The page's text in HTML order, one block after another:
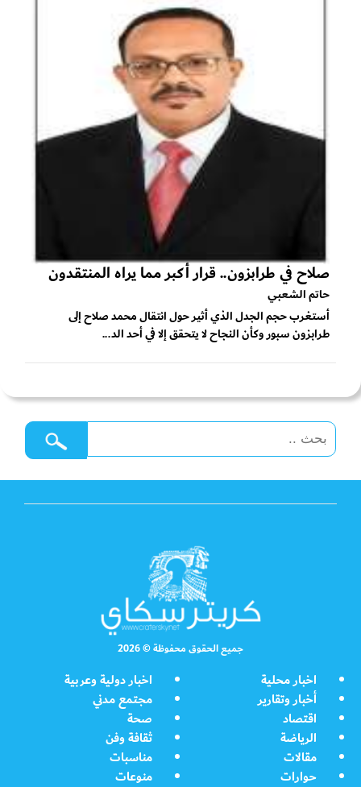
صلاح في طرابزون.. قرار أكبر مما يراه المنتقدون
حاتم الشعبي
أستغرب حجم الجدل الذي أثير حول انتقال محمد صلاح إلى
طرابزون سبور وكأن النجاح لا يتحقق إلا في أحد الد...
جميع الحقوق محفوظة © 2026
اخبار محلية
اخبار دولية وعربية
أخبار وتقارير
مجتمع مدني
اقتصاد
صحة
الرياضة
ثقافة وفن
مقالات
مناسبات
حوارات
منوعات